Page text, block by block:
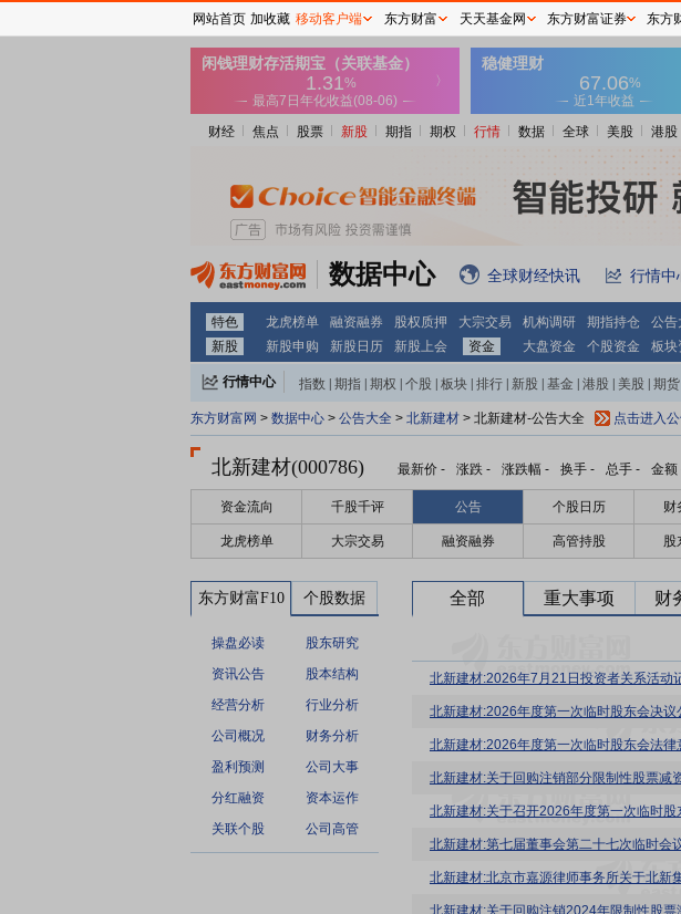
财经 焦点 股票 新股 期指 期权 行情 数据 全球 美股 港股
数据中心 全球财经快讯 行情中
特色 龙虎榜单 融资融券 股权质押 大宗交易 机构调研 期指持仓 公告
新股
新股申购 新股日历 新股上会 资金 大盘资金 个股资金 板块
行情中心 指数 期指 期权 个股 板块 排行 新股 基金 港股 美股 期货
东方财富网 > 数据中心 > 公告大全 > 北新建材 > 北新建材-公告大全 点击进入
北新建材(000786) 最新价 - 涨跌 - 涨跌幅 - 换手 - 总手 - 金额
资金流向 千股千评 公告 个股日历 财
龙虎榜单 大宗交易 融资融券 高管持股 股
东方财富F10 个股数据
操盘必读
股东研究
资讯公告
股本结构
经营分析
行业分析
公司概况
财务分析
盈利预测
公司大事
分红融资
资本运作
关联个股
公司高管
全部 重大事项 财
北新建材:2026年7月21日投资者关系活动
北新建材:2026年度第一次临时股东会决议
北新建材:2026年度第一次临时股东会法律
北新建材:关于回购注销部分限制性股票减
北新建材:关于召开2026年度第一次临时股
北新建材:第七届董事会第二十七次临时会
北新建材:关于回购注销2024年限制性股
网站首页 加收藏 移动客户端 东方财富 天天基金网 东方财富证券 东方